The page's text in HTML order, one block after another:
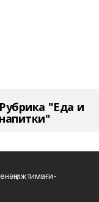
Рубрика "Еда и
напитки"
ижтимағи-